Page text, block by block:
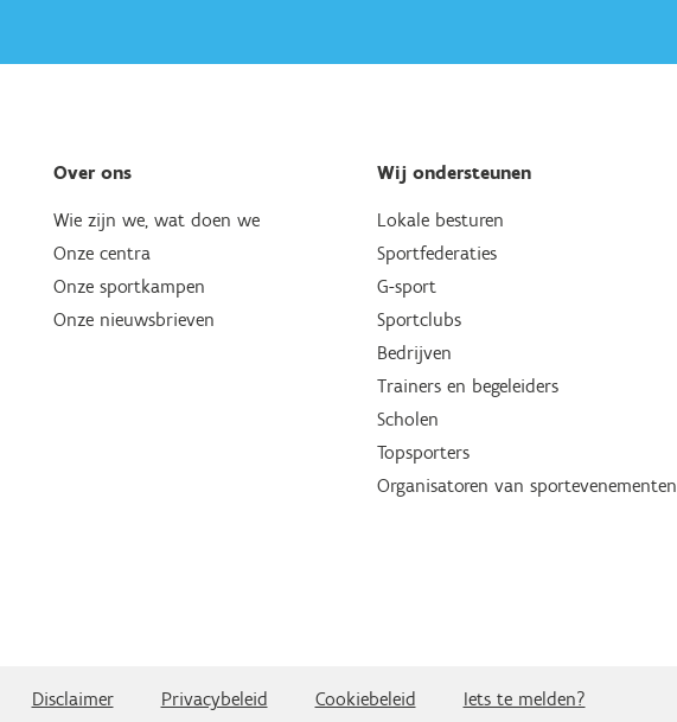
Over ons
Wie zijn we, wat doen we
Onze centra
Onze sportkampen
Onze nieuwsbrieven
Wij ondersteunen
Lokale besturen
Sportfederaties
G-sport
Sportclubs
Bedrijven
Trainers en begeleiders
Scholen
Topsporters
Organisatoren van sportevenementen
Disclaimer Privacybeleid Cookiebeleid Iets te melden?